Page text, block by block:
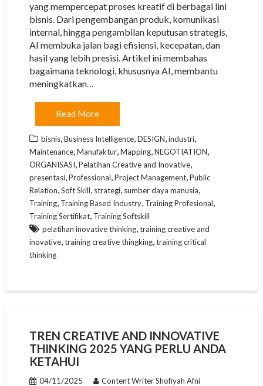
yang mempercepat proses kreatif di berbagai lini
bisnis. Dari pengembangan produk, komunikasi
internal, hingga pengambilan keputusan strategis,
AI membuka jalan bagi efisiensi, kecepatan, dan
hasil yang lebih presisi. Artikel ini membahas
bagaimana teknologi, khususnya AI, membantu
meningkatkan…
Read More
bisnis,Business Intelligence,DESIGN,industri,
Maintenance,Manufaktur,Mapping,NEGOTIATION,
ORGANISASI,Pelatihan Creative and Inovative,
presentasi,Professional,Project Management,Public
Relation,Soft Skill, strategi, sumber daya manusia,
Training, Training Based Industry, Training Profesional,
Training Sertifikat, Training Softskill
pelatihan inovative thinking,training creative and
inovative,training creative thingking,training critical
thinking
TREN CREATIVE AND INNOVATIVE
THINKING 2025 YANG PERLU ANDA
KETAHUI
04/11/2025 Content Writer Shofiyah Afni